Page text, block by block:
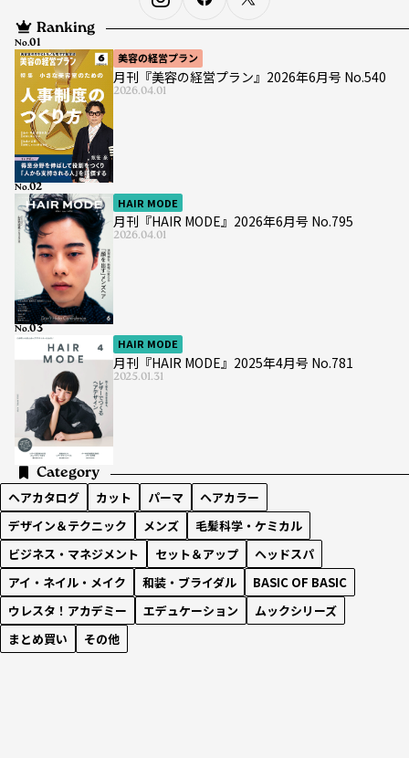
Ranking
美容の経営プラン
月刊『美容の経営プラン』2026年6月号 No.540
2026.04.01
No.
HAIR MODE
月刊『HAIR MODE』2026年6月号 No.795
2026.04.01
No.
HAIR MODE
月刊『HAIR MODE』2025年4月号 No.781
2025.01.31
No.
Category
ヘアカタログ カット パーマ
ヘアカラー
デザイン＆テクニック
メンズ
毛髪科学・ケミカル
ビジネス・マネジメント
セット＆アップ
ヘッドスパ
アイ・ネイル・メイク
和装・ブライダル
BASIC OF BASIC
ウレスタ！アカデミー
エデュケーション
ムックシリーズ
まとめ買い
その他